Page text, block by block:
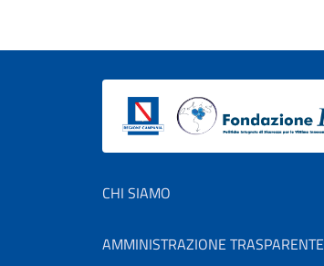
Footer menu
CHI SIAMO
AMMINISTRAZIONE TRASPARENTE